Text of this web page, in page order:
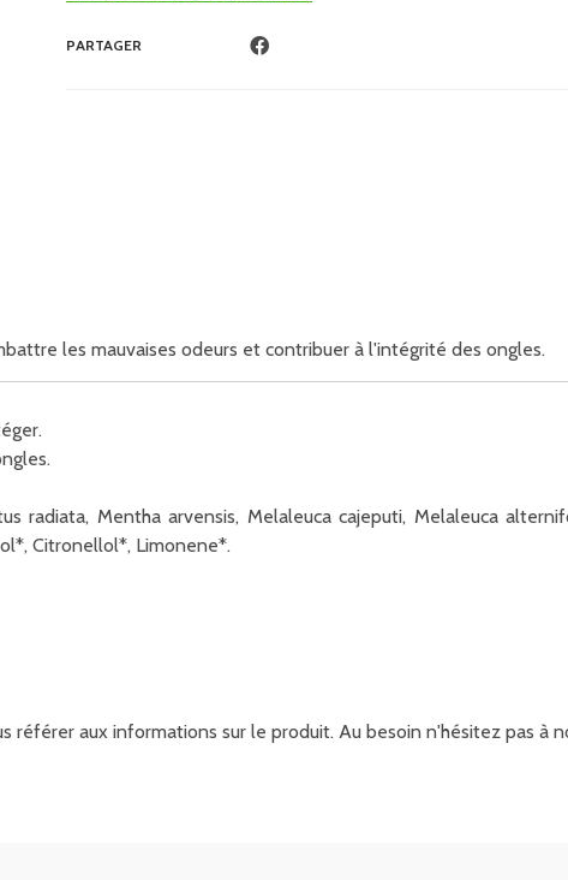
PARTAGER
les mauvaises odeurs et contribuer à l'intégrité des ongles.
radiata, Mentha arvensis, Melaleuca cajeputi, Melaleuca
Citronellol*, Limonene*.
aux informations sur le produit. Au besoin n'hésitez pas à